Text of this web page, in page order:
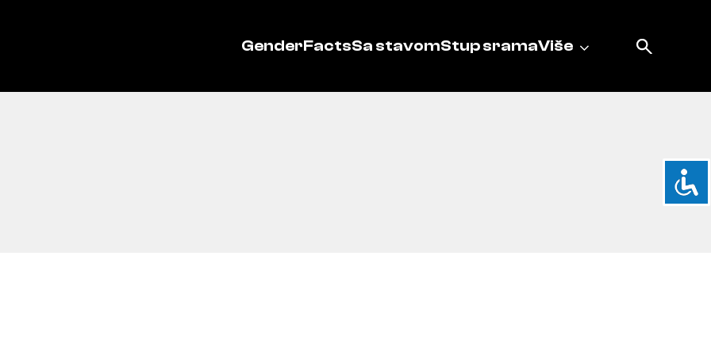
GenderFactsSa stavomStup sramaViše